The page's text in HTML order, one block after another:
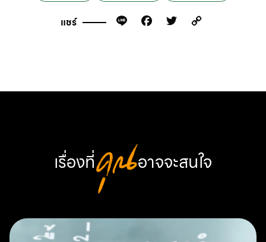
แชร์ Line Facebook
Twitter
เรื่องที่คุณ อาจจะสนใจ